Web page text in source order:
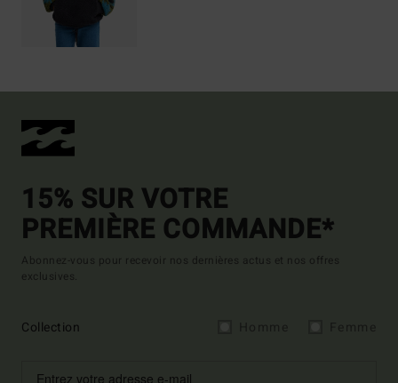
15% SUR VOTRE
PREMIÈRE COMMANDE*
Abonnez-vous pour recevoir nos dernières actus et nos offres
exclusives.
Collection